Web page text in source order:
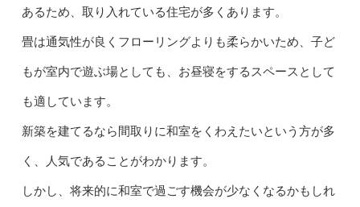
あるため、取り入れている住宅が多くあります。
畳は通気性が良くフローリングよりも柔らかいため、子ど
もが室内で遊ぶ場としても、お昼寝をするスペースとして
も適しています。
新築を建てるなら間取りに和室をくわえたいという方が多
く、人気であることがわかります。
しかし、将来的に和室で過ごす機会が少なくなるかもしれ